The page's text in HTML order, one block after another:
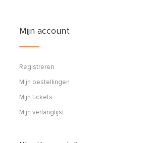
Mijn account
Registreren
Mijn bestellingen
Mijn tickets
Mijn verlanglijst